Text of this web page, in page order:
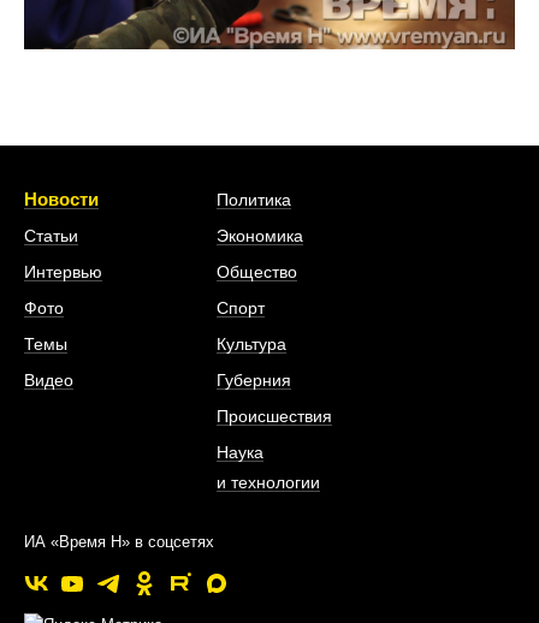
Новости
Статьи
Интервью
Фото
Темы
Видео
Политика
Экономика
Общество
Спорт
Культура
Губерния
Происшествия
Наука
и технологии
ИА «Время Н» в соцсетях